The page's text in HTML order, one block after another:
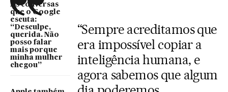
As conversas
que o Google
escuta:
“Desculpe,
querida. Não
posso falar
mais porque
minha mulher
chegou”
“Sempre acreditamos que
era impossível copiar a
inteligência humana, e
agora sabemos que algum